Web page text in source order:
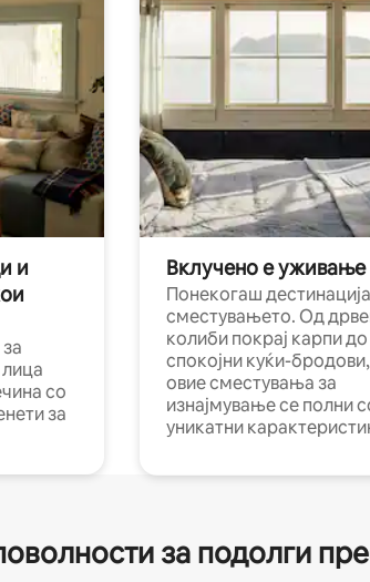
и
со
за
Вклучено е уживање
Понекогаш
сместувањето. Од
колиби покрај карпи до
спокојни куќи-бродови,
овие сместувања за
изнајмување се полни
уникатни
за подолги